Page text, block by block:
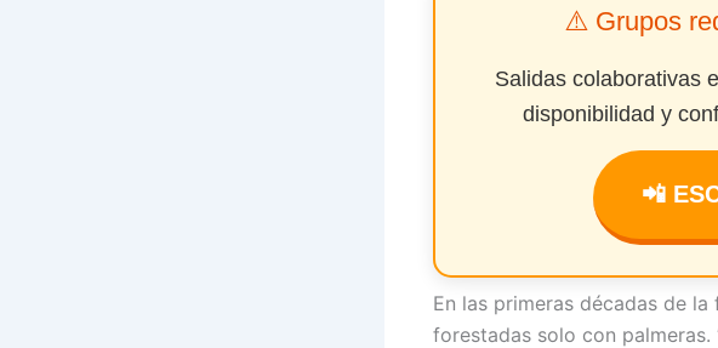
⚠️ Grupos
Salidas colaborativas
disponibilidad y
📲
En las primeras décadas de
forestadas solo con palmeras.